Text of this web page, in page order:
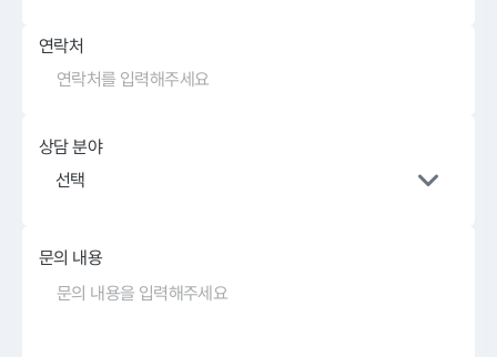
연락처
상담 분야
선택
문의 내용